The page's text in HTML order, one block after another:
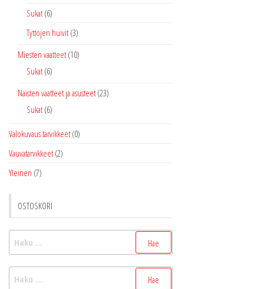
Sukat (6)
Tyttöjen huivit (3)
Miesten vaatteet (10)
Sukat (6)
Naisten vaatteet ja asusteet (23)
Sukat (6)
Valokuvaus tarvikkeet (0)
Vauvatarvikkeet (2)
Yleinen (7)
OSTOSKORI